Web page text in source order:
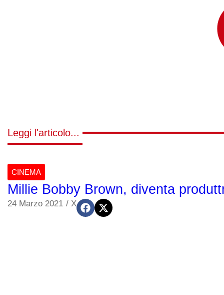
Leggi l'articolo...
CINEMA
Millie Bobby Brown, diventa
24 Marzo 2021 / X